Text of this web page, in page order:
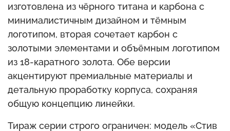
изготовлена из чёрного титана и карбона с
минималистичным дизайном и тёмным
логотипом, вторая сочетает карбон с
золотыми элементами и объёмным логотипом
из 18-каратного золота. Обе версии
акцентируют премиальные материалы и
детальную проработку корпуса, сохраняя
общую концепцию линейки.
Тираж серии строго ограничен: модель «Стив